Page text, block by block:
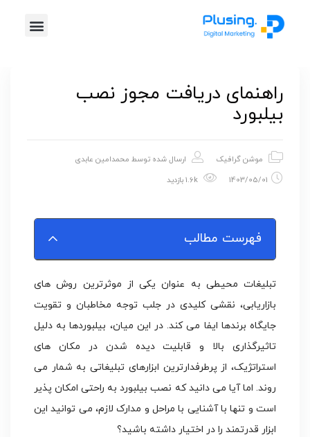
راهنمای دریافت مجوز نصب
بیلبورد
موشن گرافیک ارسال شده توسط محمدامین عابدی
1403/05/01
فهرست مطالب
تبلیغات محیطی به عنوان یکی از موثرترین روش های
بازاریابی، نقشی کلیدی در جلب توجه مخاطبان و تقویت
جایگاه برندها ایفا می کند. در این میان، بیلبوردها به دلیل
تاثیرگذاری بالا و قابلیت دیده شدن در مکان های
استراتژیک، از پرطرفدارترین ابزارهای تبلیغاتی به شمار می
روند. اما آیا می‌ دانید که نصب بیلبورد به راحتی امکان‌ پذیر
است و تنها با آشنایی با مراحل و مدارک لازم، می توانید این
ابزار قدرتمند را در اختیار داشته باشید؟